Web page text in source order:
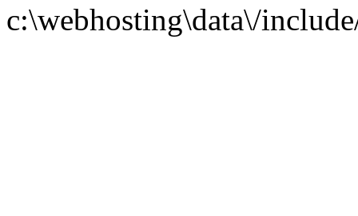
c:\webhosting\data\/